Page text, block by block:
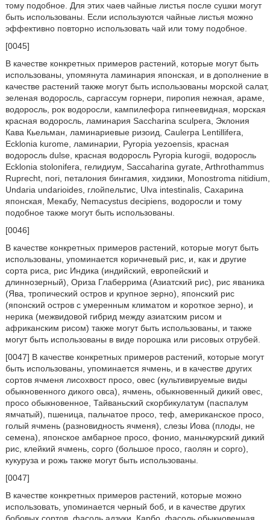
тому подобное. Для этих чаев чайные листья после сушки могут
быть использованы. Если используются чайные листья можно
эффективно повторно использовать чай или тому подобное.
[0045]
В качестве конкретных примеров растений, которые могут быть
использованы, упомянута ламинария японская, и в дополнение в
качестве растений также могут быть использованы морской салат,
зеленая водоросль, саргассум горнери, пиропия нежная, араме,
водоросль, рок водоросли, кампилефора гипнеевидная, морская
красная водоросль, ламинария Saccharina sculpera, Эклония
Кава Кьельман, ламинариевые ризоид, Caulerpa Lentillifera,
Ecklonia kurome, ламинарии, Pyropia yezoensis, красная
водоросль dulse, красная водоросль Pyropia kurogii, водоросль
Ecklonia stolonifera, гелидиум, Saccaharina gyrate, Arthrothammus
Ruprecht, nori, петалония бингамия, хидзики, Monostroma nitidium,
Undaria undarioides, глойпельтис, Ulva intestinalis, Сахарина
японская, Мекабу, Nemacystus decipiens, водоросли и тому
подобное также могут быть использованы.
[0046]
В качестве конкретных примеров растений, которые могут быть
использованы, упоминается коричневый рис, и, как и другие
сорта риса, рис Индика (индийский, европейский и
длиннозерный), Ориза Глаберрима (Азиатский рис), рис яваника
(Ява, тропический остров и крупное зерно), японский рис
(японский остров с умеренным климатом и короткое зерно), и
нерика (межвидовой гибрид между азиатским рисом и
африканским рисом) также могут быть использованы, и также
могут быть использованы в виде порошка или рисовых отрубей.
[0047] В качестве конкретных примеров растений, которые могут
быть использованы, упоминается ячмень, и в качестве других
сортов ячменя лисохвост просо, овес (культивируемые виды
обыкновенного дикого овса), ячмень, обыкновенный дикий овес,
просо обыкновенное, Тайваньский скорбикулатум (паспалум
ямчатый), пшеница, пальчатое просо, теф, американское просо,
голый ячмень (разновидность ячменя), слезы Иова (плоды, не
семена), японское амбарное просо, фонио, маньчжурский дикий
рис, клейкий ячмень, сорго (большое просо, гаолян и сорго),
кукуруза и рожь также могут быть использованы.
[0047]
В качестве конкретных примеров растений, которые можно
использовать, упоминается черный боб, и в качестве других